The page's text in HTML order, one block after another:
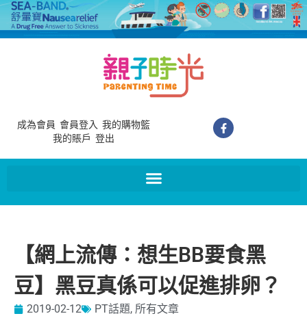
成為會員 會員登入 我的購物籃
我的賬戶 登出
【網上流傳：想生BB要食黑
豆】黑豆真係可以促進排卵？
2019-02-12 PT話題, 所有文章